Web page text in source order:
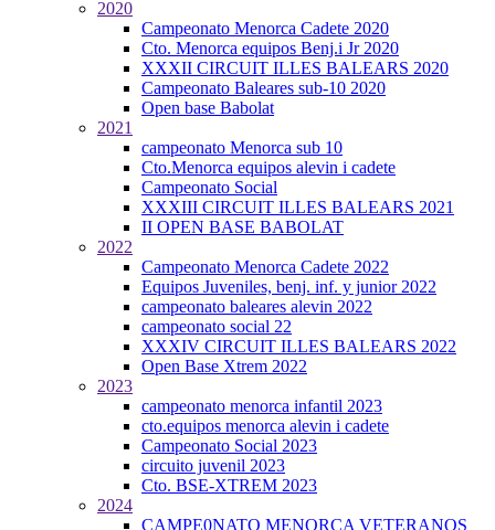
2020
Campeonato Menorca Cadete 2020
Cto. Menorca equipos Benj.i Jr 2020
XXXII CIRCUIT ILLES BALEARS 2020
Campeonato Baleares sub-10 2020
Open base Babolat
2021
campeonato Menorca sub 10
Cto.Menorca equipos alevin i cadete
Campeonato Social
XXXIII CIRCUIT ILLES BALEARS 2021
II OPEN BASE BABOLAT
2022
Campeonato Menorca Cadete 2022
Equipos Juveniles, benj. inf. y junior 2022
campeonato baleares alevin 2022
campeonato social 22
XXXIV CIRCUIT ILLES BALEARS 2022
Open Base Xtrem 2022
2023
campeonato menorca infantil 2023
cto.equipos menorca alevin i cadete
Campeonato Social 2023
circuito juvenil 2023
Cto. BSE-XTREM 2023
2024
CAMPE0NATO MENORCA VETERANOS